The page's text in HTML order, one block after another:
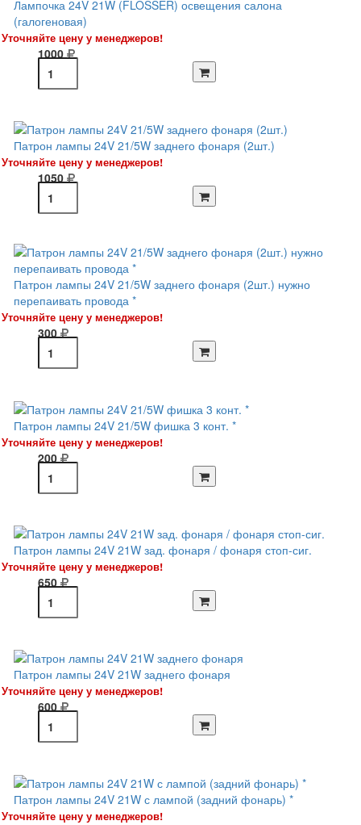
Лампочка 24V 21W (FLOSSER) освещения салона
(галогеновая)
Уточняйте цену у менеджеров!
1000
Патрон лампы 24V 21/5W заднего фонаря (2шт.)
Уточняйте цену у менеджеров!
1050
Патрон лампы 24V 21/5W заднего фонаря (2шт.) нужно
перепаивать провода *
Уточняйте цену у менеджеров!
300
Патрон лампы 24V 21/5W фишка 3 конт. *
Уточняйте цену у менеджеров!
200
Патрон лампы 24V 21W зад. фонаря / фонаря стоп-сиг.
Уточняйте цену у менеджеров!
650
Патрон лампы 24V 21W заднего фонаря
Уточняйте цену у менеджеров!
600
Патрон лампы 24V 21W с лампой (задний фонарь) *
Уточняйте цену у менеджеров!